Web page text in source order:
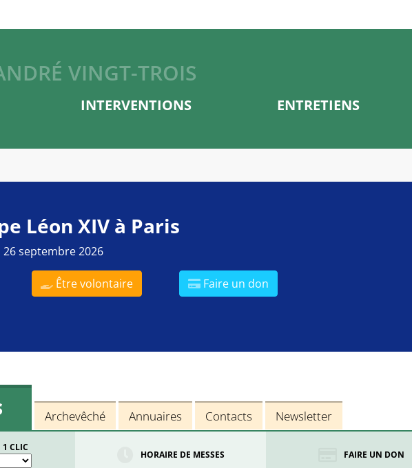
VINGT-TROIS
INTERVENTIONS ENTRETIENS
Léon XIV à Paris
septembre 2026
Être volontaire Faire un don
Archevêché Annuaires Contacts Newsletter
1 CLIC
HORAIRE DE MESSES FAIRE UN DON